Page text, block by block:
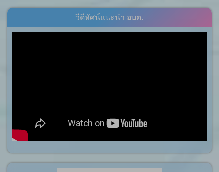
วีดีทัศน์แนะนำ อบต.